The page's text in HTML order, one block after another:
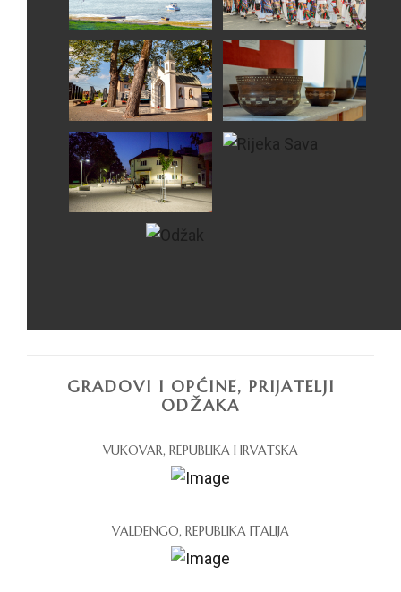
GRADOVI I OPĆINE, PRIJATELJI
ODŽAKA
VUKOVAR, REPUBLIKA HRVATSKA
VALDENGO, REPUBLIKA ITALIJA